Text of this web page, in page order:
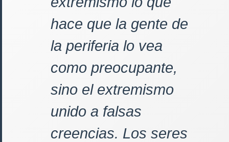
hace que la gente de
la periferia lo vea
como preocupante,
sino el extremismo
unido a falsas
creencias. Los seres